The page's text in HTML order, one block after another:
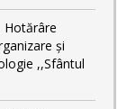
Hotărâre
și
,,Sfântul